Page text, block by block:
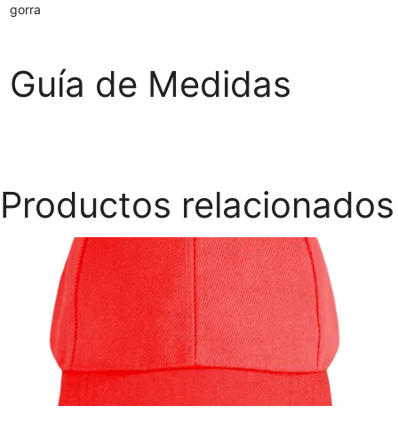
gorra
Guía de Medidas
Productos relacionados